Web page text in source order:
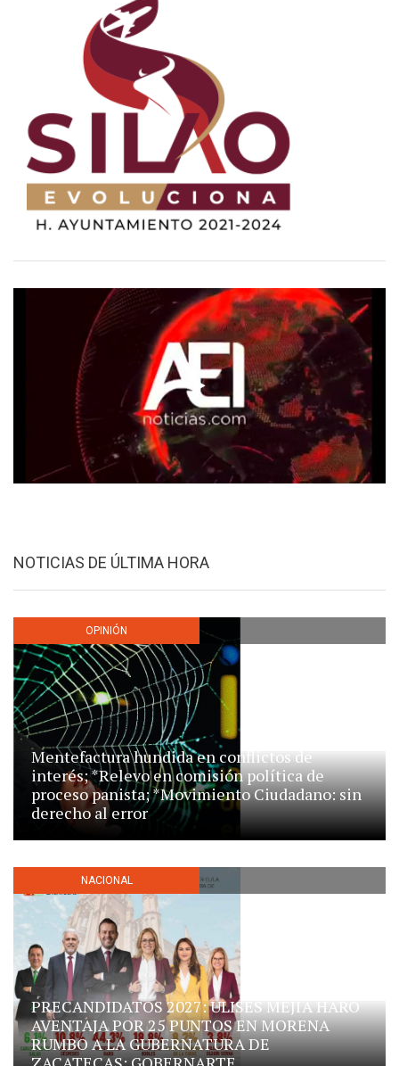
NOTICIAS DE ÚLTIMA HORA
OPINIÓN
Mentefactura hundida en conflictos de
interés; *Relevo en comisión política de
proceso panista; *Movimiento Ciudadano: sin
derecho al error
NACIONAL
PRECANDIDATOS 2027: ULISES MEJÍA HARO
AVENTAJA POR 25 PUNTOS EN MORENA
RUMBO A LA GUBERNATURA DE